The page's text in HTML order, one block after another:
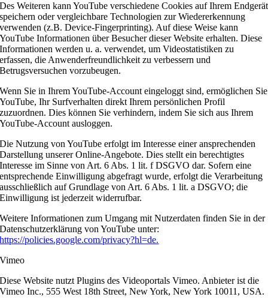
Des Weiteren kann YouTube verschiedene Cookies auf Ihrem Endgerät
speichern oder vergleichbare Technologien zur Wiedererkennung
verwenden (z.B. Device-Fingerprinting). Auf diese Weise kann
YouTube Informationen über Besucher dieser Website erhalten. Diese
Informationen werden u. a. verwendet, um Videostatistiken zu
erfassen, die Anwenderfreundlichkeit zu verbessern und
Betrugsversuchen vorzubeugen.
Wenn Sie in Ihrem YouTube-Account eingeloggt sind, ermöglichen Sie
YouTube, Ihr Surfverhalten direkt Ihrem persönlichen Profil
zuzuordnen. Dies können Sie verhindern, indem Sie sich aus Ihrem
YouTube-Account ausloggen.
Die Nutzung von YouTube erfolgt im Interesse einer ansprechenden
Darstellung unserer Online-Angebote. Dies stellt ein berechtigtes
Interesse im Sinne von Art. 6 Abs. 1 lit. f DSGVO dar. Sofern eine
entsprechende Einwilligung abgefragt wurde, erfolgt die Verarbeitung
ausschließlich auf Grundlage von Art. 6 Abs. 1 lit. a DSGVO; die
Einwilligung ist jederzeit widerrufbar.
Weitere Informationen zum Umgang mit Nutzerdaten finden Sie in der
Datenschutzerklärung von YouTube unter:
https://policies.google.com/privacy?hl=de.
Vimeo
Diese Website nutzt Plugins des Videoportals Vimeo. Anbieter ist die
Vimeo Inc., 555 West 18th Street, New York, New York 10011, USA.